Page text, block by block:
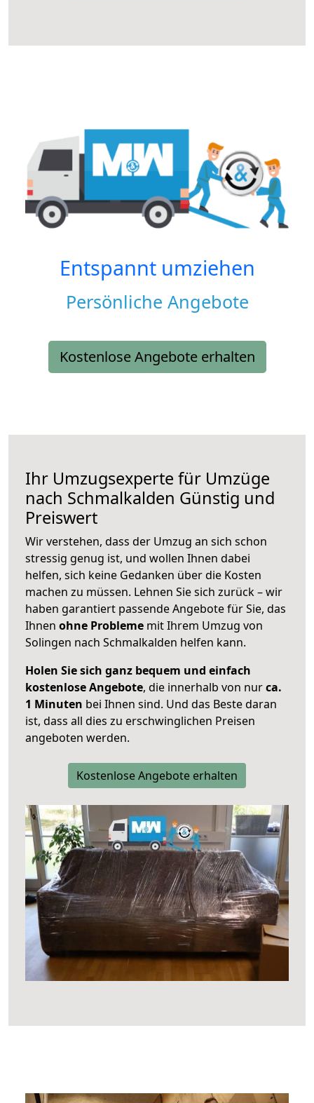
Entspannt umziehen
Persönliche Angebote
Kostenlose Angebote erhalten
Ihr Umzugsexperte für Umzüge
nach Schmalkalden Günstig und
Preiswert
Wir verstehen, dass der Umzug an sich schon
stressig genug ist, und wollen Ihnen dabei
helfen, sich keine Gedanken über die Kosten
machen zu müssen. Lehnen Sie sich zurück – wir
haben garantiert passende Angebote für Sie, das
Ihnen ohne Probleme mit Ihrem Umzug von
Solingen nach Schmalkalden helfen kann.
Holen Sie sich ganz bequem und einfach
kostenlose Angebote, die innerhalb von nurca.
1 Minuten bei Ihnen sind. Und das Beste daran
ist, dass all dies zu erschwinglichen Preisen
angeboten werden.
Kostenlose Angebote erhalten